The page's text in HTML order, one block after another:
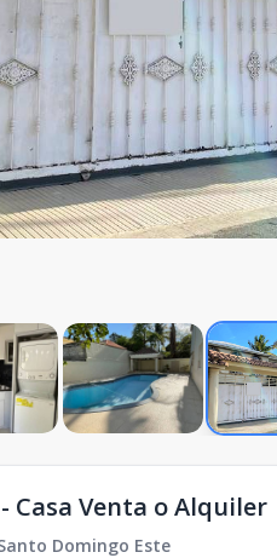
Casa Venta o Alquiler
Domingo Este